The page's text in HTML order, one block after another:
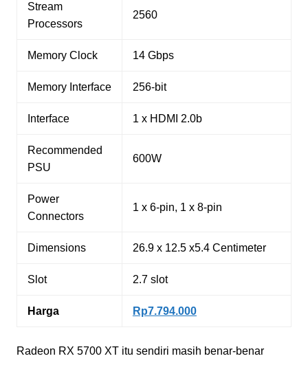
Stream
Processors
2560
Memory Clock 14 Gbps
Memory Interface 256-bit
Interface 1 x HDMI 2.0b
Recommended
PSU
600W
Power
Connectors
1 x 6-pin, 1 x 8-pin
Dimensions 26.9 x 12.5 x5.4 Centimeter
Slot 2.7 slot
Harga Rp7.794.000
Radeon RX 5700 XT itu sendiri masih benar-benar